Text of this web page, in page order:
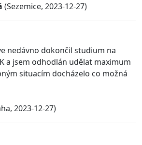
(Sezemice, 2023-12-27)
nedávno dokončil studium na
a jsem odhodlán udělat maximum
situacím docházelo co možná
2023-12-27)